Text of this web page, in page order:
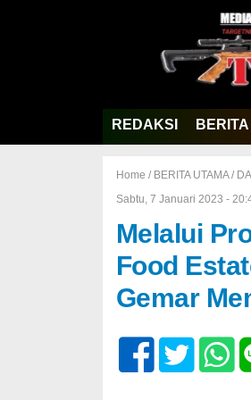
REDAKSI
Home / BERITA UTAMA/
Sabtu, 7 Januari 2023 -
Melalui
Food
Gemar